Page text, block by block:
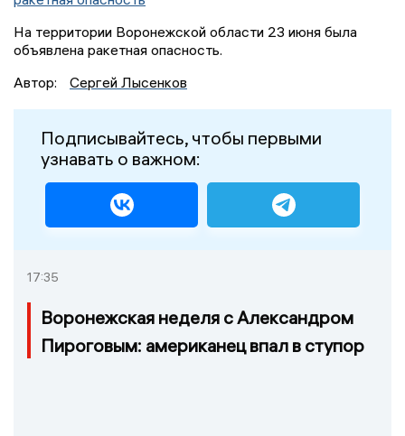
На территории Воронежской области 23 июня была
объявлена ракетная опасность.
Автор:
Сергей Лысенков
Подписывайтесь, чтобы первыми
узнавать о важном:
17:35
Воронежская неделя с Александром
Пироговым: американец впал в ступор